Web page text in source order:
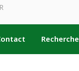
votre langue
Recherche